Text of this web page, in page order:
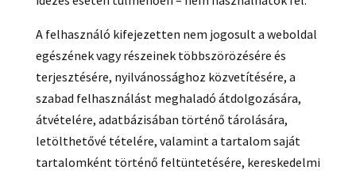
A felhasználó kifejezetten nem jogosult a weboldal
egészének vagy részeinek többszörözésére és
terjesztésére, nyilvánossághoz közvetítésére, a
szabad felhasználást meghaladó átdolgozására,
átvételére, adatbázisában történő tárolására,
letölthetővé tételére, valamint a tartalom saját
tartalomként történő feltüntetésére, kereskedelmi